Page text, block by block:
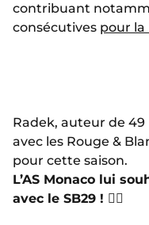
contribuant
consécutives pour la
Radek, auteur de
avec les Rouge &
pour cette saison.
L’AS Monaco lui
avec le SB29 ! 🏴‍☠️